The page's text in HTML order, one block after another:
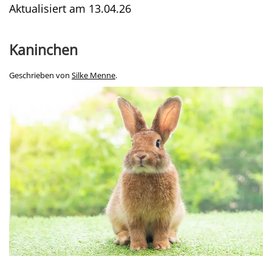
Aktualisiert am 13.04.26
Kaninchen
Geschrieben von Silke Menne.